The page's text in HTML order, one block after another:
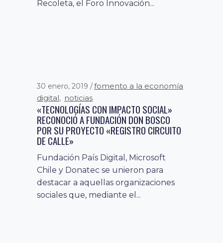
Recoleta, el Foro Innovación...
30 enero, 2019
fomento a la economía
digital, noticias
«TECNOLOGÍAS CON IMPACTO SOCIAL»
RECONOCIÓ A FUNDACIÓN DON BOSCO
POR SU PROYECTO «REGISTRO CIRCUITO
DE CALLE»
Fundación País Digital, Microsoft
Chile y Donatec se unieron para
destacar a aquellas organizaciones
sociales que, mediante el...